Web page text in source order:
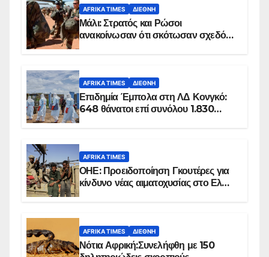
AFRIKA TIMES ΔΙΕΘΝΉ
Μάλι: Στρατός και Ρώσοι
ανακοίνωσαν ότι σκότωσαν σχεδόν
AFRIKA TIMES ΔΙΕΘΝΉ
Επιδημία Έμπολα στη ΛΔ Κονγκό:
648 θάνατοι επί συνόλου 1.830
AFRIKA TIMES
ΟΗΕ: Προειδοποίηση Γκουτέρες για
κίνδυνο νέας αιματοχυσίας στο Ελ
AFRIKA TIMES ΔΙΕΘΝΉ
Νότια Αφρική:Συνελήφθη με 150